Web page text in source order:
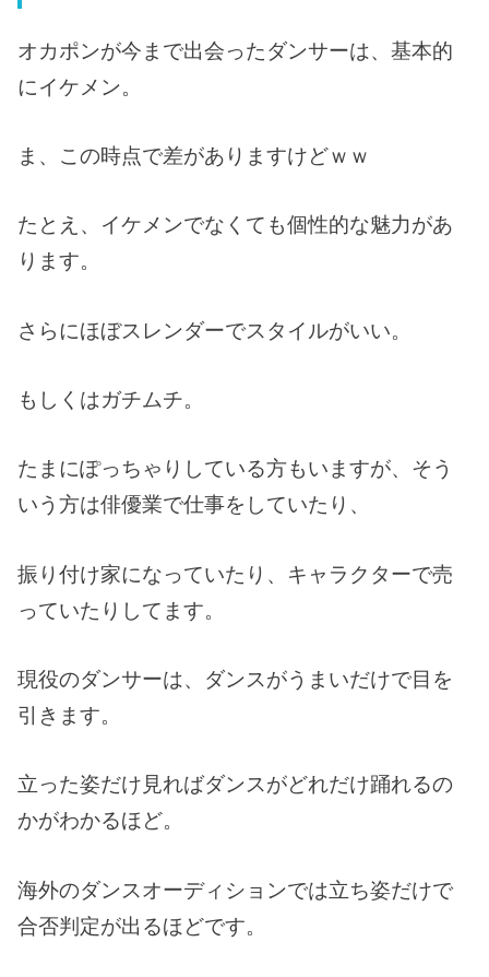
オカポンが今まで出会ったダンサーは、基本的
にイケメン。
ま、この時点で差がありますけどｗｗ
たとえ、イケメンでなくても個性的な魅力があ
ります。
さらにほぼスレンダーでスタイルがいい。
もしくはガチムチ。
たまにぽっちゃりしている方もいますが、そう
いう方は俳優業で仕事をしていたり、
振り付け家になっていたり、キャラクターで売
っていたりしてます。
現役のダンサーは、ダンスがうまいだけで目を
引きます。
立った姿だけ見ればダンスがどれだけ踊れるの
かがわかるほど。
海外のダンスオーディションでは立ち姿だけで
合否判定が出るほどです。